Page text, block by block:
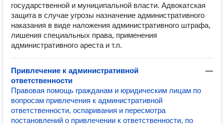
государственной и муниципальной власти. Адвокатская
защита в случае угрозы назначение административного
наказания в виде наложения административного штрафа,
лишения специальных права, применения
административного ареста и т.п.
Привлечение к административной
ответственности
—
Правовая помощь гражданам и юридическим лицам по
вопросам привлечения к административной
ответственности, оспаривания и пересмотра
постановлений о привлечении к ответственности, по